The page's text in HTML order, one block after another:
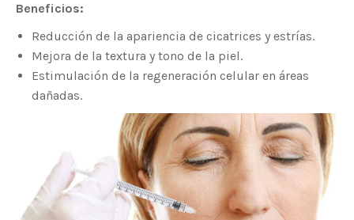
Beneficios:
Reducción de la apariencia de cicatrices y estrías.
Mejora de la textura y tono de la piel.
Estimulación de la regeneración celular en áreas
dañadas.